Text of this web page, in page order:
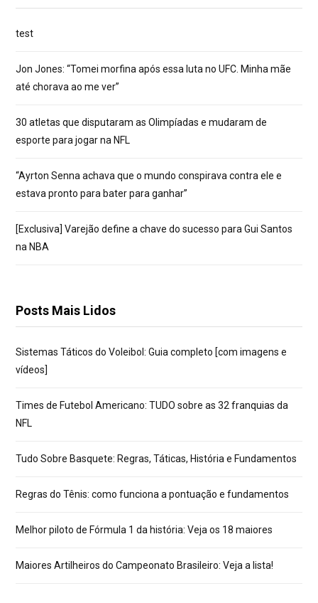
test
Jon Jones: “Tomei morfina após essa luta no UFC. Minha mãe
até chorava ao me ver”
30 atletas que disputaram as Olimpíadas e mudaram de
esporte para jogar na NFL
“Ayrton Senna achava que o mundo conspirava contra ele e
estava pronto para bater para ganhar”
[Exclusiva] Varejão define a chave do sucesso para Gui Santos
na NBA
Posts Mais Lidos
Sistemas Táticos do Voleibol: Guia completo [com imagens e
vídeos]
Times de Futebol Americano: TUDO sobre as 32 franquias da
NFL
Tudo Sobre Basquete: Regras, Táticas, História e Fundamentos
Regras do Tênis: como funciona a pontuação e fundamentos
Melhor piloto de Fórmula 1 da história: Veja os 18 maiores
Maiores Artilheiros do Campeonato Brasileiro: Veja a lista!